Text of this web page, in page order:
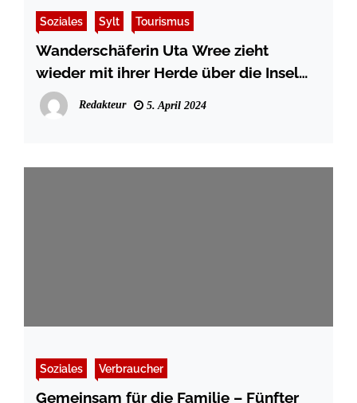
Soziales Sylt Tourismus
Wanderschäferin Uta Wree zieht
wieder mit ihrer Herde über die Insel
Sylt
Redakteur 5. April 2024
Soziales Verbraucher
Gemeinsam für die Familie – Fünfter